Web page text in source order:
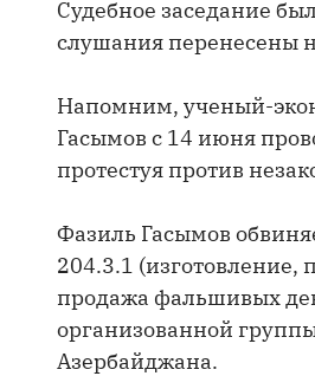
Судебное заседание
слушания перенесены
Напомним, ученый-
Гасымов с 14 июня
протестуя против
Фазиль Гасымов
204.3.1 (изготовление,
продажа фальшивых
организованной
Азербайджана.